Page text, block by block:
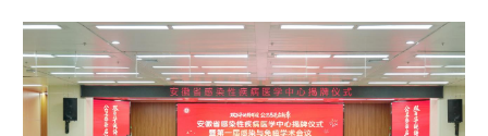
学术中国 乡村振兴 银龄 溯源中国
城市 旅游 能源 会展